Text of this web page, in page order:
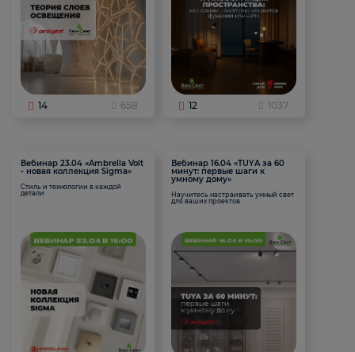
14 658 12 1037
Вебинар 23.04 «Ambrella Volt
- новая коллекция Sigma»
Стиль и технологии в каждой
детали
Вебинар 16.04 «TUYA за 60
минут: первые шаги к
умному дому»
Научитесь настраивать умный свет
для ваших проектов